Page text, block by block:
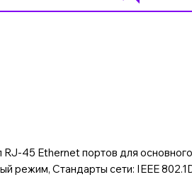
45 Ethernet портов для
Стандарты сети: IEEE